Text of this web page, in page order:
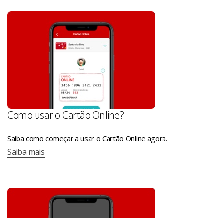
Como usar o Cartão Online?
Saiba como começar a usar o Cartão Online agora.
Saiba mais